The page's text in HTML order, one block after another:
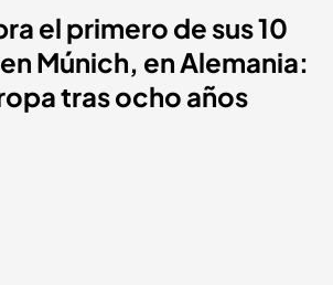
el primero de sus 10
Múnich, en Alemania:
tras ocho años